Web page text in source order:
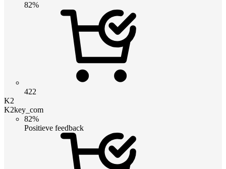
82%
422
K2
K2key_com
82%
Positieve feedback